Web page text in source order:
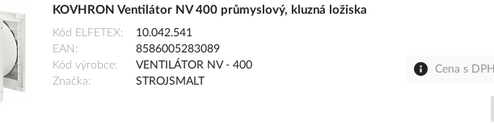
KOVHRON Ventilátor NV 400 průmyslový, kluzná ložiska
Kód ELFETEX
10.042.541
EAN
8586005283089
Kód výrobce
VENTILÁTOR NV - 400
Značka
STROJSMALT
Cena s DPH